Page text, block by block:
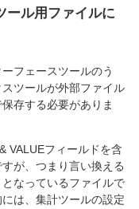
ール用ファイルに
フェースツールのう
ツールが外部ファイル
存する必要がありま
VALUEフィールドを含
が、つまり言い換える
なっているファイルで
は、集計ツールの設定